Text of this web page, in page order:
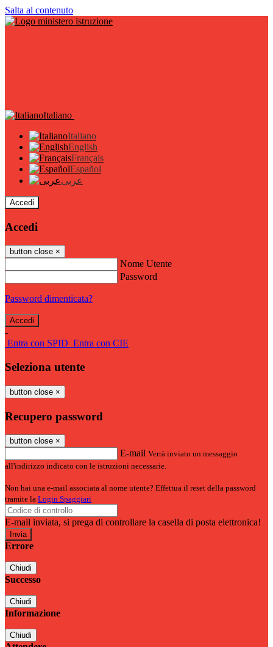
Salta al contenuto
Italiano
Italiano
English
Français
Español
عربى
Accedi
Accedi
button close ×
Nome Utente
Password
Password dimenticata?
-
Entra con SPID Entra con CIE
Seleziona utente
button close ×
Recupero password
button close ×
E-mail Verrà inviato un messaggio
all'indirizzo indicato con le istruzioni necessarie.
Non hai una e-mail associata al nome utente? Effettua il reset della password
tramite la Login Spaggiari
E-mail inviata, si prega di controllare la casella di posta elettronica!
Errore
Chiudi
Successo
Chiudi
Informazione
Chiudi